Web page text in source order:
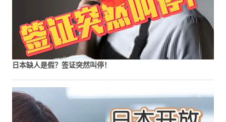
日本缺人是假？签证突然叫停！